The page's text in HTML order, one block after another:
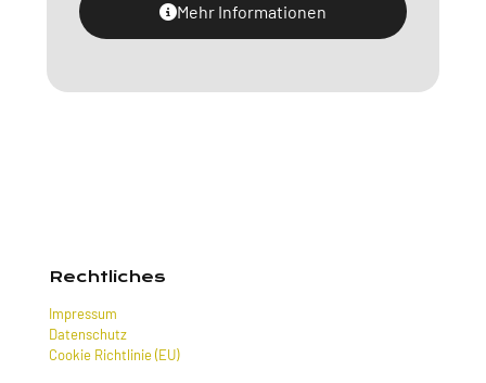
Mehr Informationen
Rechtliches
Impressum
Datenschutz
Cookie Richtlinie (EU)